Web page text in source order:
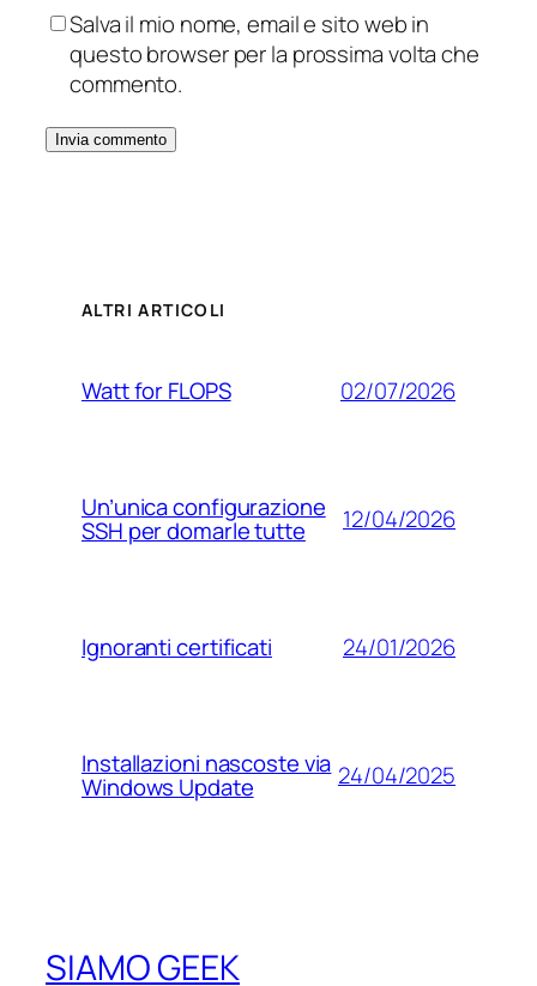
Salva il mio nome, email e sito web in
questo browser per la prossima volta che
commento.
ALTRI ARTICOLI
Watt for FLOPS 02/07/2026
Un’unica configurazione
SSH per domarle tutte 12/04/2026
Ignoranti certificati 24/01/2026
Installazioni nascoste via
Windows Update 24/04/2025
SIAMO GEEK